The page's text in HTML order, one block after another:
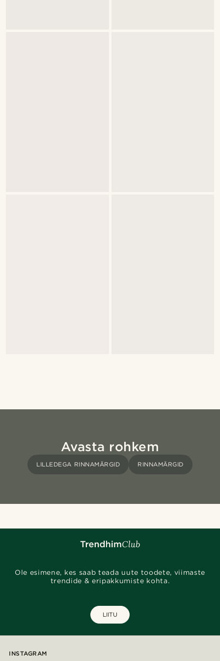
Avasta rohkem
LILLEDEGA RINNAMÄRGID RINNAMÄRGID
Ole esimene, kes saab teada uute toodete, viimaste
trendide & eripakkumiste kohta.
LIITU
INSTAGRAM